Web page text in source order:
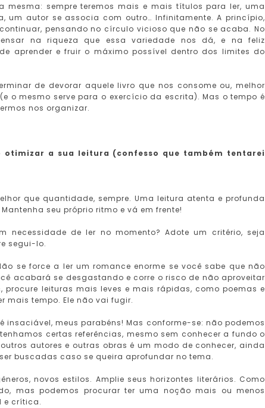
sempre teremos mais e mais títulos para ler, uma
autor se associa com outro… Infinitamente. A princípio,
pensando no círculo vicioso que não se acaba. No
na riqueza que essa variedade nos dá, e na feliz
aprender e fruir o máximo possível dentro dos limites do
de devorar aquele livro que nos consome ou, melhor
o mesmo serve para o exercício da escrita). Mas o tempo é
nos organizar.
otimizar a sua leitura (confesso que também tentarei
que quantidade, sempre. Uma leitura atenta e profunda
seu próprio ritmo e vá em frente!
necessidade de ler no momento? Adote um critério, seja
segui-lo.
se force a ler um romance enorme se você sabe que não
acabará se desgastando e corre o risco de não aproveitar
leituras mais leves e mais rápidas, como poemas e
mais tempo. Ele não vai fugir.
insaciável, meus parabéns! Mas conforme-se: não podemos
certas referências, mesmo sem conhecer a fundo o
autores e outras obras é um modo de conhecer, ainda
buscadas caso se queira aprofundar no tema.
novos estilos. Amplie seus horizontes literários. Como
mas podemos procurar ter uma noção mais ou menos
e crítica.